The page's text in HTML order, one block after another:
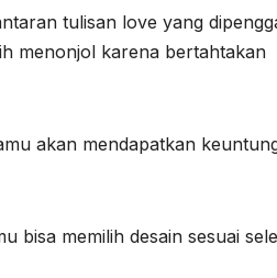
tulisan love yang
menonjol karena bertahtakan
akan mendapatkan
bisa memilih desain sesuai